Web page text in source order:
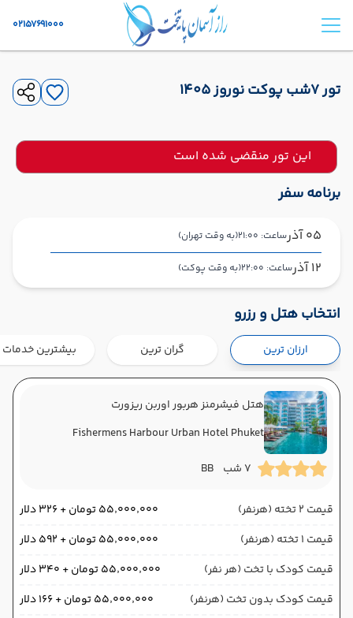
02157691000
تور 7شب پوکت نوروز ۱۴۰۵
این تور منقضی شده است
برنامه سفر
05 آذر ساعت: 21:00 (به وقت تهران)
12 آذر ساعت: 22:00 (به وقت پوکت)
شروع سفر تهران ,
فرودگاه بین‌المللی امام خمینی IKA
پوکت , فرودگاه بین‌المللی پوکت HKT
نوع سفر :هوایی (Economy) ماهان
ساعت حرکت :21:00
پایان سفر پوکت , فرودگاه بین‌المللی پوکت HKT
تهران , فرودگاه بین‌المللی امام خمینی IKA
ساعت حرکت : 22:00 مدت سفر : 06:30
انتخاب هتل و رزرو
ارزان ترین گران ترین بیشترین خدمات
هتل فیشرمنز هربور اوربن ریزورت
Fishermens Harbour Urban Hotel Phuket
7 شب BB
قیمت 2 تخته (هرنفر)
۵۵٬۰۰۰٬۰۰۰ تومان + ۳۲۶ دلار
قیمت 1 تخته (هرنفر)
۵۵٬۰۰۰٬۰۰۰ تومان + ۵۹۲ دلار
قیمت کودک با تخت (هر نفر)
۵۵٬۰۰۰٬۰۰۰ تومان + ۳۴۰ دلار
قیمت کودک بدون تخت (هرنفر)
۵۵٬۰۰۰٬۰۰۰ تومان + ۱۶۶ دلار